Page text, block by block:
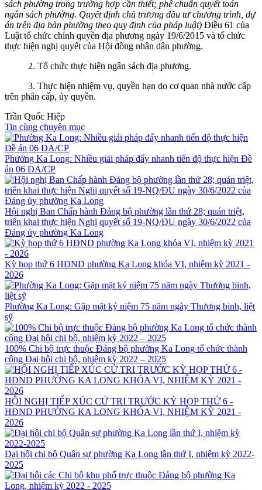
sách phường trong trường hợp cần thiết; phê chuẩn quyết toán
ngân sách phường. Quyết định chủ trương đầu tư chương trình, dự
án trên địa bàn phường theo quy định của pháp luật) Điều 61 của
Luật tổ chức chính quyền địa phương ngày 19/6/2015 và tổ chức
thực hiện nghị quyết của Hội đồng nhân dân phường.
2. Tổ chức thực hiện ngân sách địa phương.
3. Thực hiện nhiệm vụ, quyền hạn do cơ quan nhà nước cấp
trên phân cấp, ủy quyền.
Trần Quốc Hiệp
Tin cùng chuyên mục
Phường Ka Long: Nhiều giải pháp đẩy nhanh tiến độ thực hiện Đề
án 06 ĐA/CP
Hội nghị Ban Chấp hành Đảng bộ phường lần thứ 28; quán triệt,
triển khai thực hiện Nghị quyết số 19-NQ/ĐU ngày 30/6/2022 của
Đảng ủy phường Ka Long
Kỳ họp thứ 6 HĐND phường Ka Long khóa VI, nhiệm kỳ 2021 -
2026
Phường Ka Long: Gặp mặt kỷ niệm 75 năm ngày Thương binh, liệt
sỹ
100% Chi bộ trực thuộc Đảng bộ phường Ka Long tổ chức thành
công Đại hội chi bộ, nhiệm kỳ 2022 – 2025
HỘI NGHỊ TIẾP XÚC CỬ TRI TRƯỚC KỲ HỌP THỨ 6 -
HĐND PHƯỜNG KA LONG KHÓA VI, NHIỆM KỲ 2021 -
2026
Đại hội chi bộ Quân sự phường Ka Long lần thứ I, nhiệm kỳ 2022-
2025